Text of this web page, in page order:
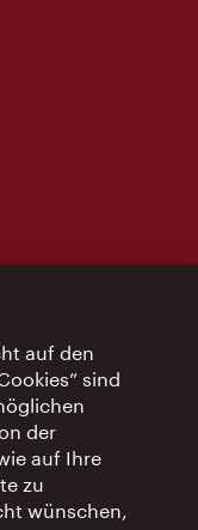
auf den
sind
der
auf Ihre
zu
wünschen,